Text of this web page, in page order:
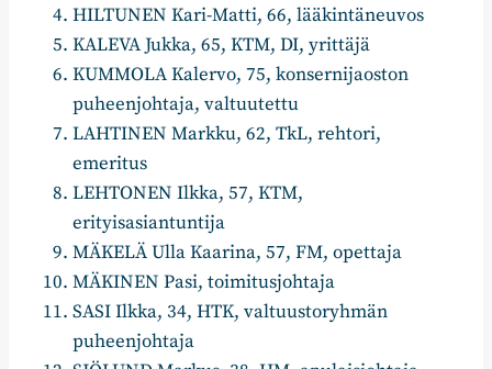
HILTUNEN Kari-Matti, 66, lääkintäneuvos
KALEVA Jukka, 65, KTM, DI, yrittäjä
KUMMOLA Kalervo, 75, konsernijaoston
puheenjohtaja, valtuutettu
LAHTINEN Markku, 62, TkL, rehtori,
emeritus
LEHTONEN Ilkka, 57, KTM,
erityisasiantuntija
MÄKELÄ Ulla Kaarina, 57, FM, opettaja
MÄKINEN Pasi, toimitusjohtaja
SASI Ilkka, 34, HTK, valtuustoryhmän
puheenjohtaja